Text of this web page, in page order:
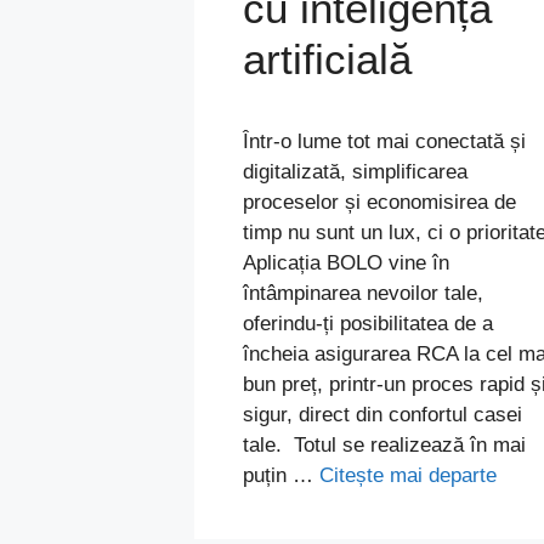
artificială
Într-o lume tot mai conectată și
digitalizată, simplificarea
proceselor și economisirea de
timp nu sunt un lux, ci o
Aplicația BOLO vine în
întâmpinarea nevoilor tale,
oferindu-ți posibilitatea de a
încheia asigurarea RCA la cel
bun preț, printr-un proces rapid și
sigur, direct din confortul casei
tale. Totul se realizează în mai
puțin … Citește mai departe